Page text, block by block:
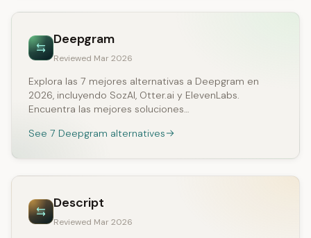
Deepgram
Reviewed Mar 2026
Explora las 7 mejores alternativas a Deepgram en
2026, incluyendo SozAI, Otter.ai y ElevenLabs.
Encuentra las mejores soluciones…
See 7 Deepgram alternatives
Descript
Reviewed Mar 2026